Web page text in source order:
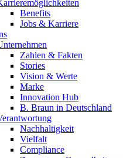
Benefits
Jobs & Karriere
Zahlen & Fakten
Stories
Vision & Werte
Marke
Innovation Hub
B. Braun in Deutschland
Nachhaltigkeit
Vielfalt
Compliance